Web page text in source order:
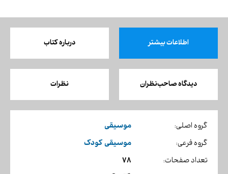
اطلاعات بیشتر درباره کتاب
دیدگاه صاحب‌نظران نظرات
گروه اصلی: موسیقی
گروه فرعی: موسیقی کودک
تعداد صفحات: 78